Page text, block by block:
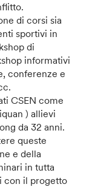
di corsi sia
sportivi in
di
informativi
conferenze e
CSEN come
) allievi
da 32 anni.
queste
e della
in tutta
con il progetto